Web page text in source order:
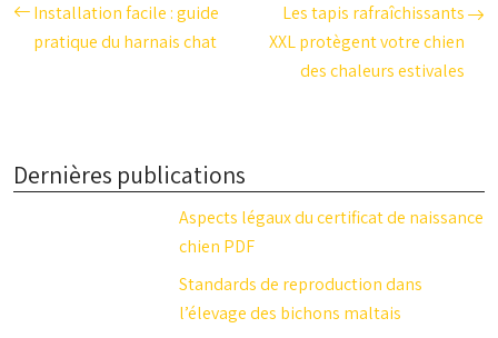
Installation facile : guide
pratique du harnais chat
Les tapis rafraîchissants
XXL protègent votre chien
des chaleurs estivales
Dernières publications
Aspects légaux du certificat de naissance
chien PDF
Standards de reproduction dans
l’élevage des bichons maltais